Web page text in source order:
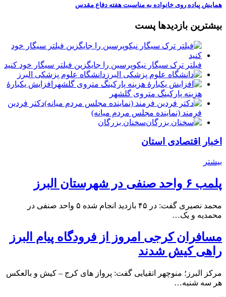
همایش پیاده روی خانواده به مناسبت هفته دفاع مقدس
بیشترین بازدیدها پست
فیلتر ترک سیگار نیکوپرسین را جایگزین فیلتر سیگار خود کنید
دانشگاه علوم پزشکی البرز
افزایش یکبارۀ
هزینه پارکینگ متروی گلشهر
دكتر فردين
فرمند (نماينده مجلس مردم میانه)
سخنان بزرگان
اخبار اقتصادی استان
بیشتر
پلمب ۶ واحد صنفی در شهرستان البرز
محمد نصیری گفت: در ۴۵ بازدید انجام شده ۵ واحد صنفی در
محمدیه و یک…
مسافران کرجی امروز از فرودگاه پیام البرز
راهی کیش شدند
مرکز البرز؛ منوچهر اتقیایی گفت: پرواز های کرج – کیش و بالعکس
هر سه شنبه…